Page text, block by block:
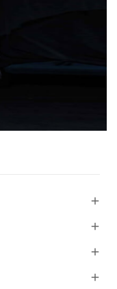



